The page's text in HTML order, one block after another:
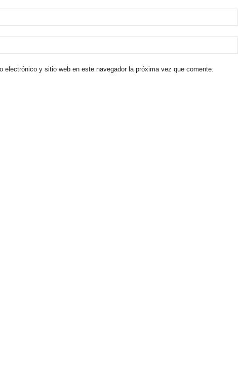
electrónico y sitio web en este navegador la próxima vez que comente.